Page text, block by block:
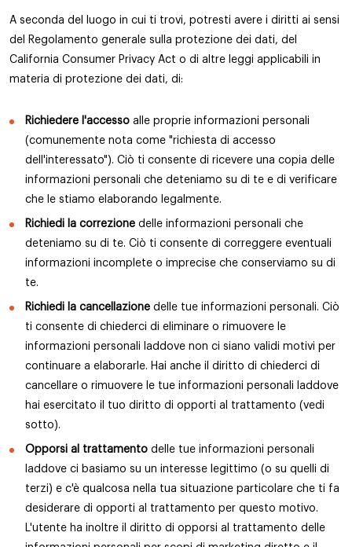
A seconda del luogo in cui ti trovi, potresti avere i diritti ai sensi
del Regolamento generale sulla protezione dei dati, del
California Consumer Privacy Act o di altre leggi applicabili in
materia di protezione dei dati, di:
Richiedere l'accesso alle proprie informazioni personali
(comunemente nota come "richiesta di accesso
dell'interessato"). Ciò ti consente di ricevere una copia delle
informazioni personali che deteniamo su di te e di verificare
che le stiamo elaborando legalmente.
Richiedi la correzione delle informazioni personali che
deteniamo su di te. Ciò ti consente di correggere eventuali
informazioni incomplete o imprecise che conserviamo su di
te.
Richiedi la cancellazione delle tue informazioni personali. Ciò
ti consente di chiederci di eliminare o rimuovere le
informazioni personali laddove non ci siano validi motivi per
continuare a elaborarle. Hai anche il diritto di chiederci di
cancellare o rimuovere le tue informazioni personali laddove
hai esercitato il tuo diritto di opporti al trattamento (vedi
sotto).
Opporsi al trattamento delle tue informazioni personali
laddove ci basiamo su un interesse legittimo (o su quelli di
terzi) e c'è qualcosa nella tua situazione particolare che ti fa
desiderare di opporti al trattamento per questo motivo.
L'utente ha inoltre il diritto di opporsi al trattamento delle